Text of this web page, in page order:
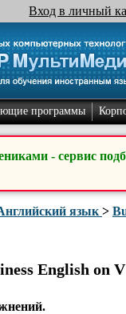
Вход в личный
программы
- сервис
язык >
English on